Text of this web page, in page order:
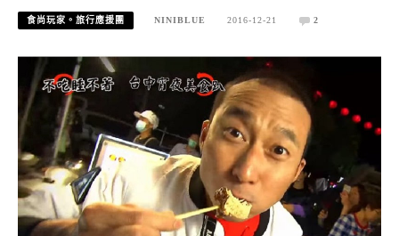
食尚玩家。旅行應援團 NINIBLUE 2016-12-21 2